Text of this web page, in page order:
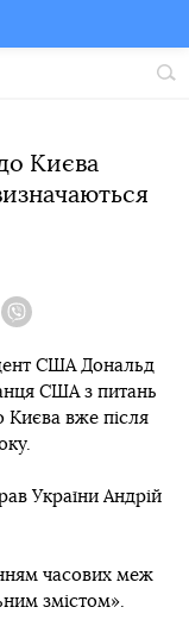
Києва
Viber
США Дональд
США з питань
Києва вже після
України Андрій
часових меж
змістом».